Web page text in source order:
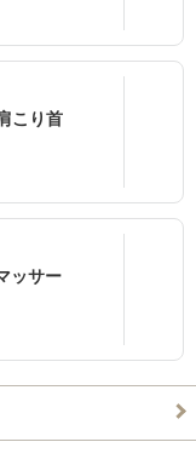
こり首
ッサー